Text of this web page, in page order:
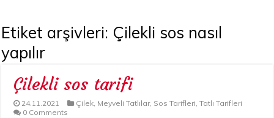
Etiket arşivleri: Çilekli sos nasıl
yapılır
Çilekli sos tarifi
24.11.2021 Çilek, Meyveli Tatlılar, Sos Tarifleri,Tatlı Tarifleri
0 Comments